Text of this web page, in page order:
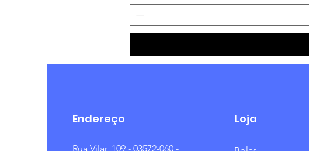
Endereço
Rua Vilar, 109 - 03572-060 -
Loja